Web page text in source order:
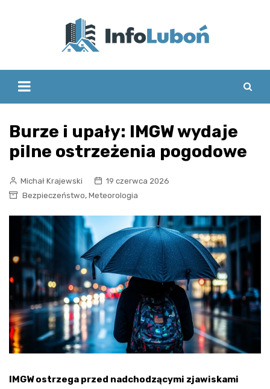
Burze i upały: IMGW wydaje
pilne ostrzeżenia pogodowe
Michał Krajewski
19 czerwca 2026
Bezpieczeństwo, Meteorologia
IMGW ostrzega przed nadchodzącymi zjawiskami